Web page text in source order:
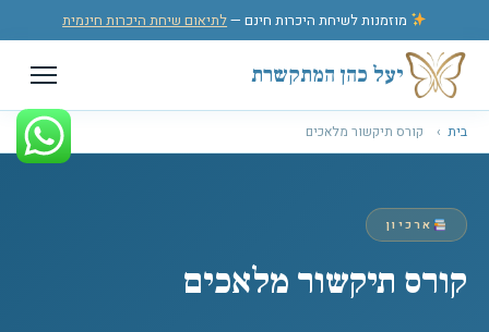
דלג לתוכן מוזמנות לשיחת היכרות חינם —לתיאום שיחת היכרות חינמית
יעל כהן המתקשרת
בית › קורס תיקשור מלאכים
ארכיון
קורס תיקשור מלאכים